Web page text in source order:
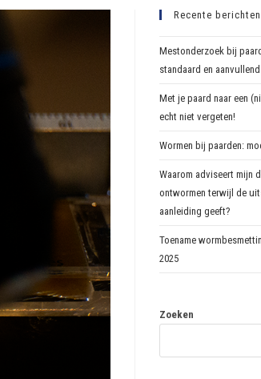
Recente berichten
Mestonderzoek bij
standaard en
Met je paard naar een
echt niet vergeten!
Wormen bij paarden:
Waarom adviseert mijn
ontwormen terwijl de
aanleiding geeft?
Toename
2025
Zoeken